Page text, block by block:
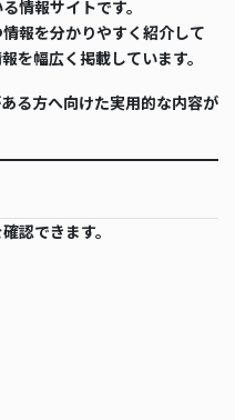
情報サイトです。
報を分かりやすく紹介して
を幅広く掲載しています。
る方へ向けた実用的な内容が
認できます。